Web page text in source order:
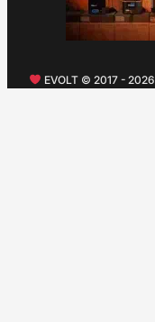
EVOLT © 2017 - 2026